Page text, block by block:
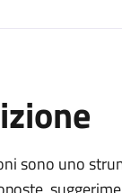
sono uno